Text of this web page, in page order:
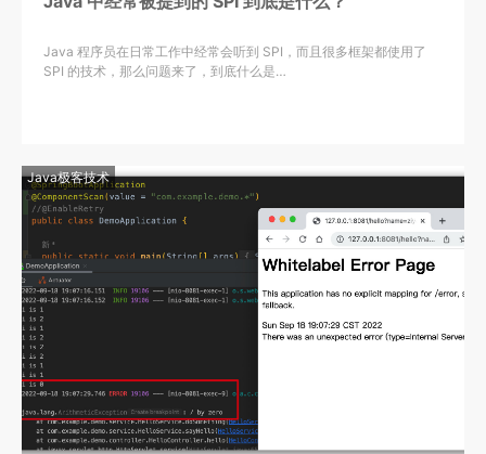
Java 程序员在日常工作中经常会听到 SPI，而且很多框架都使用了
SPI 的技术，那么问题来了，到底什么是…
Java极客技术